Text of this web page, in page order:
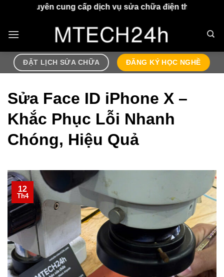
nội
cung cấp dịch vụ sửa chữa điện thoại, airpods lấy ngay
ĐẶT LỊCH SỬA CHỮA ĐĂNG KÝ HỌC NGHỀ
Sửa Face ID iPhone X –
Khắc Phục Lỗi Nhanh
Chóng, Hiệu Quả
12
Th4